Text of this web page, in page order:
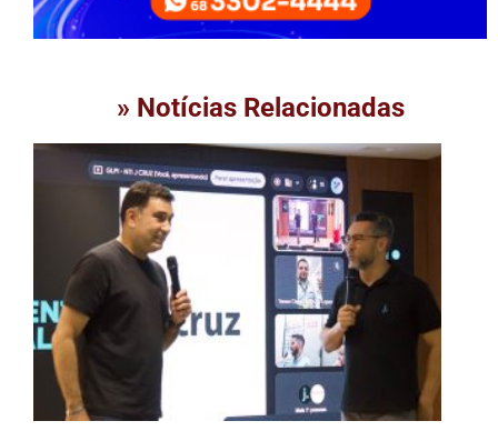
» Notícias Relacionadas